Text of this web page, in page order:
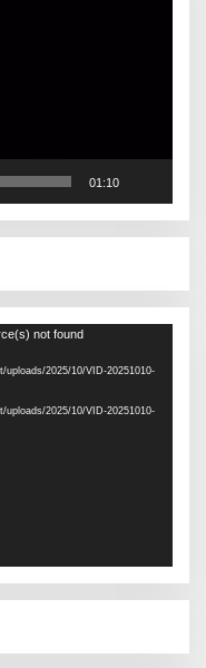
01:10
not found
2025/10/VID-20251010-
2025/10/VID-20251010-